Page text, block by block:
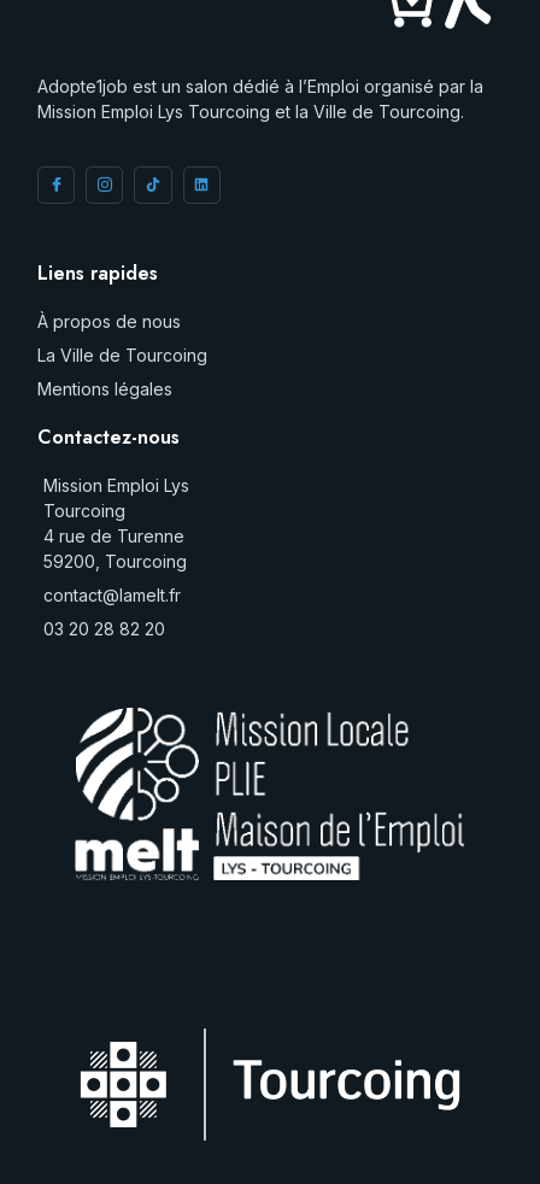
Adopte1job est un salon dédié à l’Emploi organisé par la
Mission Emploi Lys Tourcoing et la Ville de Tourcoing.
Liens rapides
À propos de nous
La Ville de Tourcoing
Mentions légales
Contactez-nous
Mission Emploi Lys
Tourcoing
4 rue de Turenne
59200, Tourcoing
contact@lamelt.fr
03 20 28 82 20